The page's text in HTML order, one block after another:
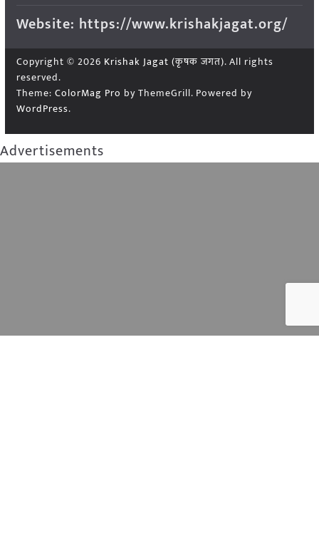
Website: https://www.krishakjagat.org/
Copyright © 2026 Krishak Jagat (कृषक जगत). All rights
reserved.
Theme: ColorMag Pro by ThemeGrill. Powered by
WordPress.
Advertisements